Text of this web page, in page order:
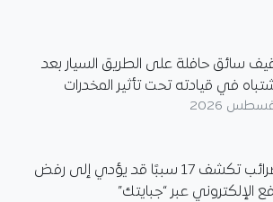
سائق حافلة على الطريق السيار بعد
في قيادته تحت تأثير المخدرات
الضرائب تكشف 17 سببًا قد يؤدي إلى رفض
الإلكتروني عبر “جبايتك”